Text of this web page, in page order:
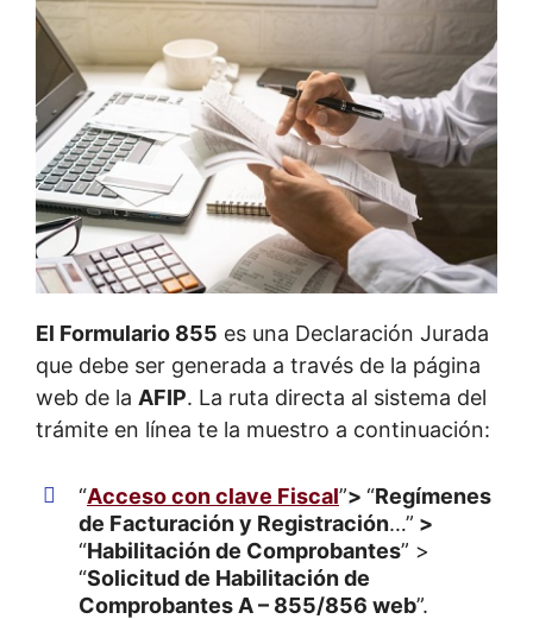
El Formulario 855 es una Declaración Jurada
que debe ser generada a través de la página
web de la AFIP. La ruta directa al sistema del
trámite en línea te la muestro a continuación:
“Acceso con clave Fiscal”> “Regímenes
de Facturación y Registración…” >
“Habilitación de Comprobantes” >
“Solicitud de Habilitación de
Comprobantes A – 855/856 web”.